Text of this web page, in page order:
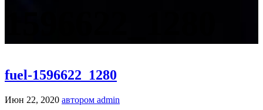
fuel-1596622_1280
Июн 22, 2020 автором admin